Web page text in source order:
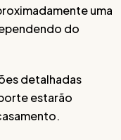
uma
do
detalhadas
estarão